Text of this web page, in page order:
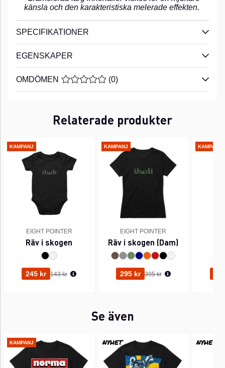
känsla och den karakteristiska melerade effekten.
SPECIFIKATIONER
EGENSKAPER
OMDÖMEN MEDELBETYG 0 AV 5 ANTAL BETYG 0
(0)
Relaterade produkter
KAMPANJ
EIGHT POINTER
Räv i skogen
245 kr Ordinarie pris:
143 kr
KAMPANJ
EIGHT POINTER
Räv i skogen (Dam)
295 kr Ordinarie pris:
395 kr
KAMPANJ
Se även
KAMPANJ NYHET NYHET